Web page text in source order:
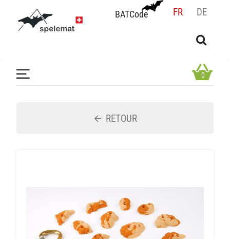
BATCode FR DE
BATCode
OK
0
RETOUR